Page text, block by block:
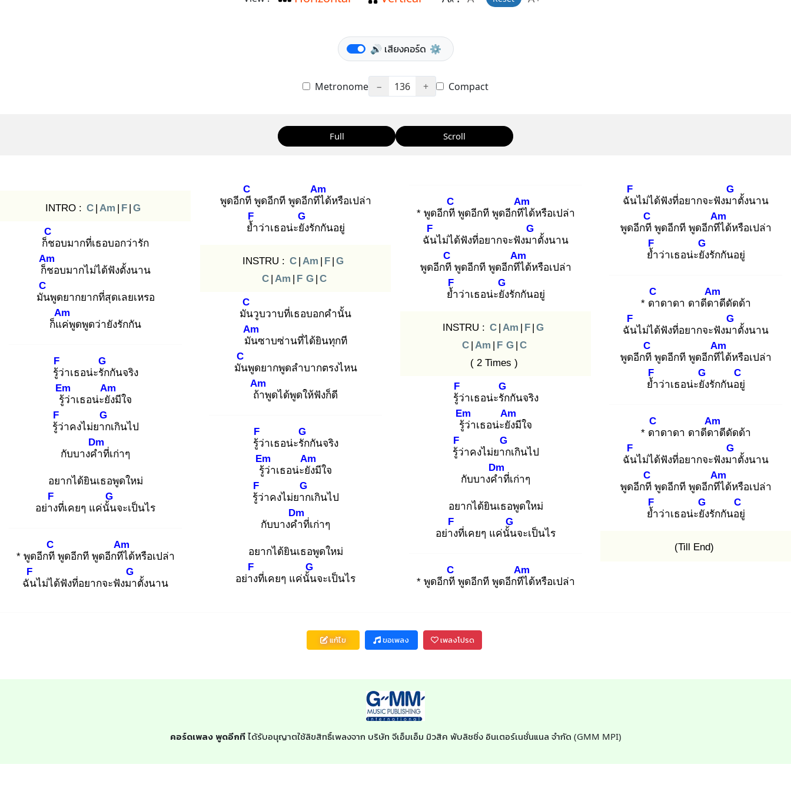
🔊 เสียงคอร์ด ⚙️
Metronome − 136 + Compact
Full Scroll
INTRO : C | Am | F | G
ก็ช
C
อบมากที่เธอบอกว่ารัก
ก็ช
Am
อบมากไม่ได้ฟังตั้งนาน
มัน
C
พูดยากยากที่สุดเลยเหรอ
ก็แค่
Am
พูดพูดว่ายังรักกัน
รู้ว่
F
าเธอน่ะรัก
G
กันจริง
รู้ว่
Em
าเธอน่ะยัง
Am
มีใจ
รู้ว่
F
าคงไม่ยาก
G
เกินไป
กับบางคำ
Dm
ที่เก่าๆ
อยากได้ยินเธอพูดใหม่
อย่าง
F
ที่เคยๆ แค่นั้น
G
จะเป็นไร
* พูดอีกที
C
พูดอีกที พูดอีกทีไ
Am
ด้หรือเปล่า
ฉัน
F
ไม่ได้ฟังที่อยากจะฟังมา
G
ตั้งนาน
พูดอีกที
C
พูดอีกที พูดอีกทีไ
Am
ด้หรือเปล่า
ย้ำ
F
ว่าเธอน่ะยัง
G
รักกันอยู่
INSTRU : C | Am | F | G
C | Am | F G | C
มัน
C
วูบวาบที่เธอบอกคำนั้น
มัน
Am
ซาบซ่านที่ได้ยินทุกที
มัน
C
พูดยากพูดลำบากตรงไหน
ถ้า
Am
พูดได้พูดให้ฟังก็ดี
รู้ว่
F
าเธอน่ะรัก
G
กันจริง
รู้ว่
Em
าเธอน่ะยัง
Am
มีใจ
รู้ว่
F
าคงไม่ยาก
G
เกินไป
กับบางคำ
Dm
ที่เก่าๆ
อยากได้ยินเธอพูดใหม่
อย่าง
F
ที่เคยๆ แค่นั้น
G
จะเป็นไร
* พูดอีกที
C
พูดอีกที พูดอีกทีไ
Am
ด้หรือเปล่า
ฉัน
F
ไม่ได้ฟังที่อยากจะฟังมา
G
ตั้งนาน
พูดอีกที
C
พูดอีกที พูดอีกทีไ
Am
ด้หรือเปล่า
ย้ำ
F
ว่าเธอน่ะยัง
G
รักกันอยู่
INSTRU : C | Am | F | G
C | Am | F G | C
( 2 Times )
รู้ว่
F
าเธอน่ะรัก
G
กันจริง
รู้ว่
Em
าเธอน่ะยัง
Am
มีใจ
รู้ว่
F
าคงไม่ยาก
G
เกินไป
กับบางคำ
Dm
ที่เก่าๆ
อยากได้ยินเธอพูดใหม่
อย่าง
F
ที่เคยๆ แค่นั้น
G
จะเป็นไร
* พูดอีกที
C
พูดอีกที พูดอีกทีไ
Am
ด้หรือเปล่า
ฉัน
F
ไม่ได้ฟังที่อยากจะฟังมา
G
ตั้งนาน
พูดอีกที
C
พูดอีกที พูดอีกทีไ
Am
ด้หรือเปล่า
ย้ำ
F
ว่าเธอน่ะยัง
G
รักกันอยู่
* ดา
C
ดาดา ดาดีดา
Am
ดีดัดด้า
ฉัน
F
ไม่ได้ฟังที่อยากจะฟังมา
G
ตั้งนาน
พูดอีกที
C
พูดอีกที พูดอีกทีไ
Am
ด้หรือเปล่า
ย้ำ
F
ว่าเธอน่ะยัง
G
รักกันอยู่
C
* ดา
C
ดาดา ดาดีดา
Am
ดีดัดด้า
ฉัน
F
ไม่ได้ฟังที่อยากจะฟังมา
G
ตั้งนาน
พูดอีกที
C
พูดอีกที พูดอีกทีไ
Am
ด้หรือเปล่า
ย้ำ
F
ว่าเธอน่ะยัง
G
รักกันอยู่
C
(Till End)
แก้ไข ขอเพลง เพลงโปรด
คอร์ดเพลง พูดอีกทีได้รับอนุญาตใช้ลิขสิทธิ์เพลงจาก บริษัท จีเอ็มเอ็ม มิวสิค พับลิชชิ่ง อินเตอร์เนชั่นแนล จำกัด (GMM MPI)